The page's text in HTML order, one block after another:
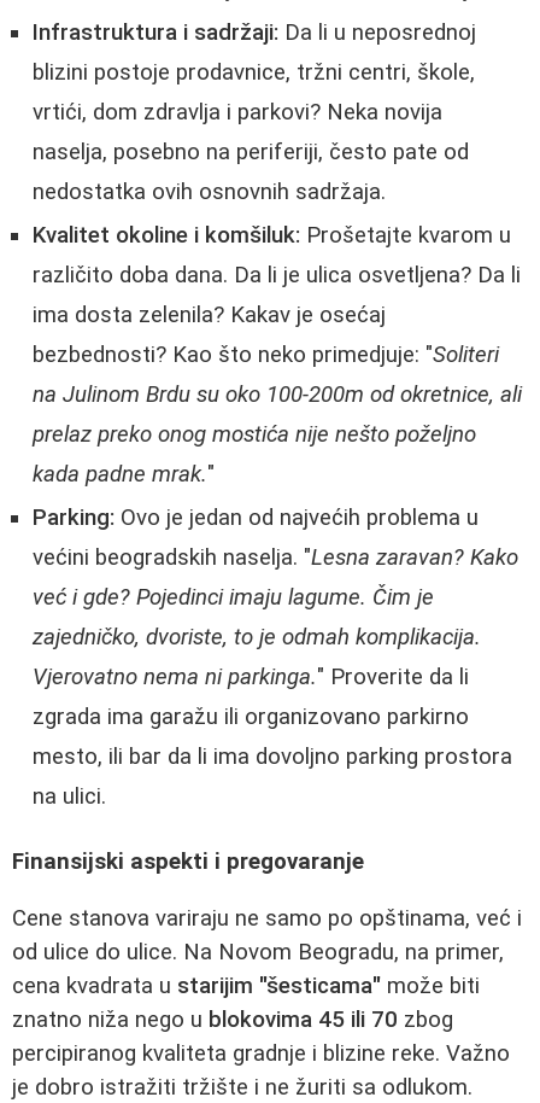
Infrastruktura i sadržaji: Da li u neposrednoj
blizini postoje prodavnice, tržni centri, škole,
vrtići, dom zdravlja i parkovi? Neka novija
naselja, posebno na periferiji, često pate od
nedostatka ovih osnovnih sadržaja.
Kvalitet okoline i komšiluk: Prošetajte kvarom u
različito doba dana. Da li je ulica osvetljena? Da li
ima dosta zelenila? Kakav je osećaj
bezbednosti? Kao što neko primedjuje: "Soliteri
na Julinom Brdu su oko 100-200m od okretnice, ali
prelaz preko onog mostića nije nešto poželjno
kada padne mrak."
Parking: Ovo je jedan od najvećih problema u
većini beogradskih naselja. "Lesna zaravan? Kako
već i gde? Pojedinci imaju lagume. Čim je
zajedničko, dvoriste, to je odmah komplikacija.
Vjerovatno nema ni parkinga." Proverite da li
zgrada ima garažu ili organizovano parkirno
mesto, ili bar da li ima dovoljno parking prostora
na ulici.
Finansijski aspekti i pregovaranje
Cene stanova variraju ne samo po opštinama, već i
od ulice do ulice. Na Novom Beogradu, na primer,
cena kvadrata u starijim "šesticama" može biti
znatno niža nego u blokovima 45 ili 70 zbog
percipiranog kvaliteta gradnje i blizine reke. Važno
je dobro istražiti tržište i ne žuriti sa odlukom.